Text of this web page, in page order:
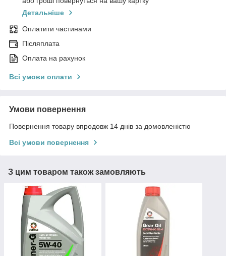
Детальніше
Оплатити частинами
Післяплата
Оплата на рахунок
Всі умови оплати
Умови повернення
Повернення товару впродовж 14 днів за домовленістю
Всі умови повернення
З цим товаром також замовляють